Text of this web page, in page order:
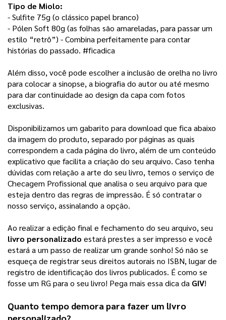
Tipo de Miolo:
- Sulfite 75g (o clássico papel branco)
- Pólen Soft 80g (as folhas são amareladas, para passar um
estilo “retrô”) - Combina perfeitamente para contar
histórias do passado. #ficadica
Além disso, você pode escolher a inclusão de orelha no livro
para colocar a sinopse, a biografia do autor ou até mesmo
para dar continuidade ao design da capa com fotos
exclusivas.
Disponibilizamos um gabarito para download que fica abaixo
da imagem do produto, separado por páginas as quais
correspondem a cada página do livro, além de um conteúdo
explicativo que facilita a criação do seu arquivo. Caso tenha
dúvidas com relação a arte do seu livro, temos o serviço de
Checagem Profissional que analisa o seu arquivo para que
esteja dentro das regras de impressão. É só contratar o
nosso serviço, assinalando a opção.
livro personalizado estará prestes a ser impresso e você
estará a um passo de realizar um grande sonho! Só não se
esqueça de registrar seus direitos autorais no ISBN, lugar de
registro de identificação dos livros publicados. É como se
fosse um RG para o seu livro! Pega mais essa dica da GIV!
Quanto tempo demora para fazer um livro